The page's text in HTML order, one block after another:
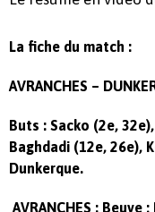
La fiche du match :
AVRANCHES –
Buts : Sacko (2e,
Baghdadi (12e, 26e),
Dunkerque.
AVRANCHES :